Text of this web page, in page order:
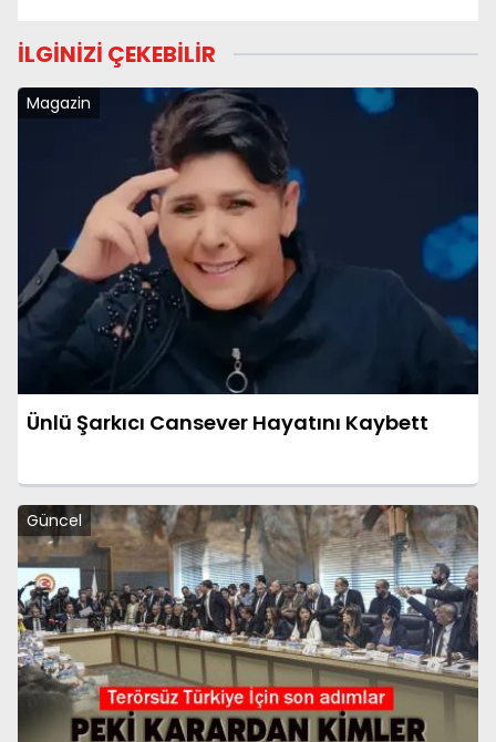
İLGİNİZİ ÇEKEBİLİR
Magazin
Ünlü Şarkıcı Cansever Hayatını Kaybett
Güncel